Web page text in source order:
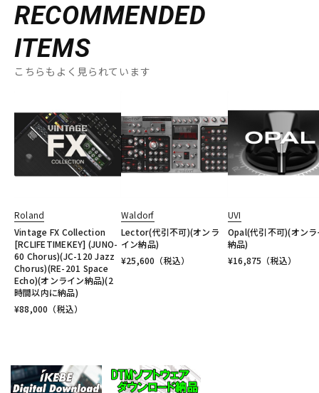
RECOMMENDED
ITEMS
こちらもよく見られています
Roland
Vintage FX Collection
[RCLIFETIMEKEY] (JUNO-
60 Chorus)(JC-120 Jazz
Chorus)(RE-201 Space
Echo)(オンライン納品)(2
時間以内に納品)
¥88,000 （税込）
Waldorf
Lector(代引不可)(オンラ
イン納品)
¥25,600 （税込）
UVI
Opal(代引不可)(オン
納品)
¥16,875 （税込）